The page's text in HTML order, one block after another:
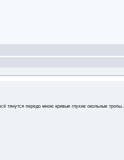
тянутся передо мною кривые глухие окольные тропы...